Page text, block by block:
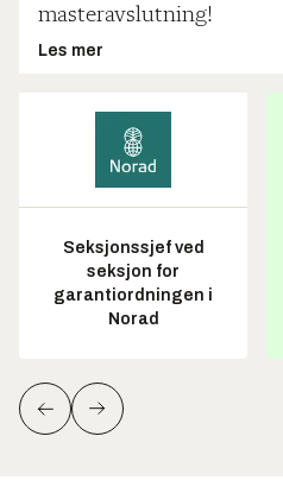
masteravslutning!
Les mer
Seksjonssjef ved
seksjon for
garantiordningen i
Norad